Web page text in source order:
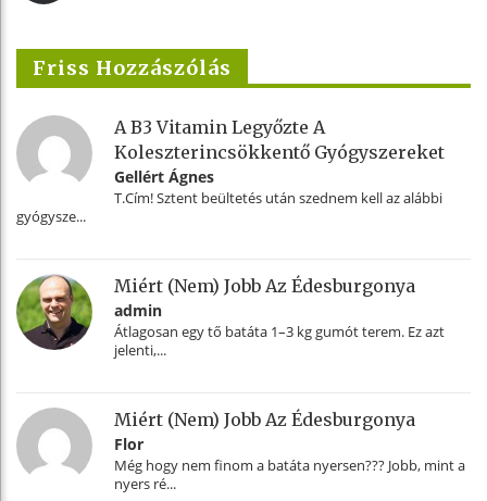
Friss Hozzászólás
A B3 Vitamin Legyőzte A
Koleszterincsökkentő Gyógyszereket
Gellért Ágnes
T.Cím! Sztent beültetés után szednem kell az alábbi
gyógysze...
Miért (nem) Jobb Az Édesburgonya
admin
Átlagosan egy tő batáta 1–3 kg gumót terem. Ez azt
jelenti,...
Miért (nem) Jobb Az Édesburgonya
Flor
Még hogy nem finom a batáta nyersen??? Jobb, mint a
nyers ré...